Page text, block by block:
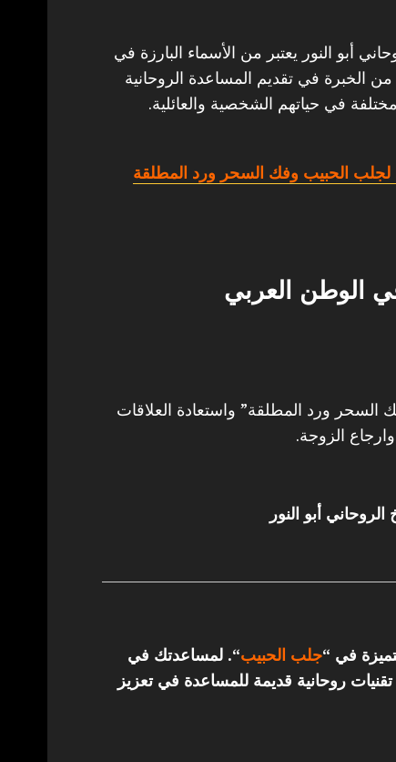
أبو النور يعتبر من الأسماء البارزة في
من الخبرة في تقديم المساعدة الروحانية
في حياتهم الشخصية والعائلية.
الحبيب وفك السحر ورد المطلقة
الوطن العربي
ورد المطلقة” واستعادة العلاقات
الزوجة.
أبو النور
في “جلب الحبيب“. لمساعدتك في
روحانية قديمة للمساعدة في تعزيز